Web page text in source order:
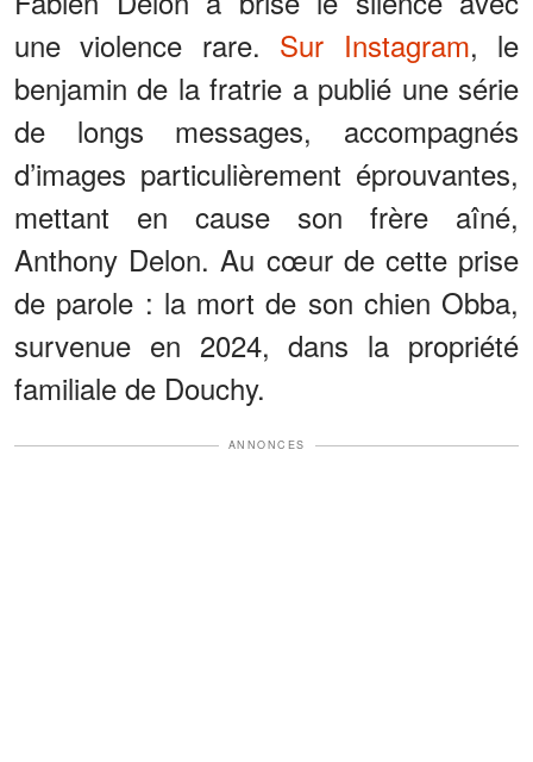
une violence rare. Sur Instagram, le
benjamin de la fratrie a publié une série
de longs messages, accompagnés
d’images particulièrement éprouvantes,
mettant en cause son frère aîné,
Anthony Delon. Au cœur de cette prise
de parole : la mort de son chien Obba,
survenue en 2024, dans la propriété
familiale de Douchy.
ANNONCES